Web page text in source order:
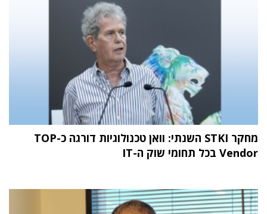
מחקר STKI השנתי: וואן טכנולוגיות דורגה כ-TOP
Vendor בכל תחומי שוק ה-IT